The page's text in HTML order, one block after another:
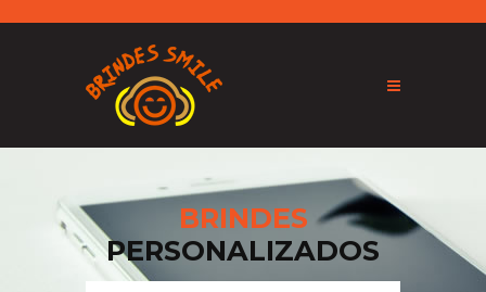
BRINDES
PERSONALIZADOS